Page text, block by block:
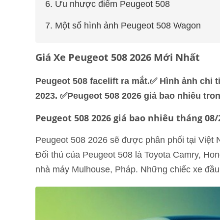
6. Ưu nhược điểm Peugeot 508
7. Một số hình ảnh Peugeot 508 Wagon
Giá Xe Peugeot 508 2026 Mới Nhất
Peugeot 508 facelift ra mắt.✅ Hình ảnh
2023. ✅Peugeot 508 2026 giá bao nhiêu
Peugeot 508 2026 giá bao nhiêu tháng
Peugeot 508 2026 sẽ được phân phối tại Việt
Đối thủ của Peugeot 508 là Toyota Camry,
nhà máy Mulhouse, Pháp. Những chiếc xe